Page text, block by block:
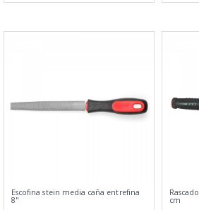
Escofina stein media caña entrefina
8" cm